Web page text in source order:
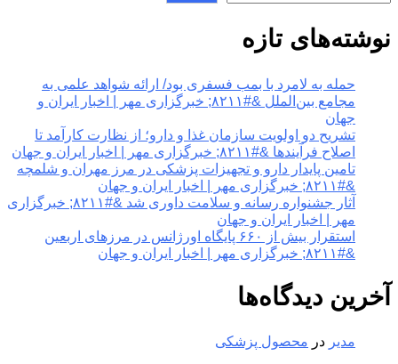
نوشته‌های تازه
حمله به لامرد با بمب فسفری بود/ ارائه شواهد علمی به
مجامع بین‌الملل &#۸۲۱۱; خبرگزاری مهر | اخبار ایران و
جهان
تشریح دو اولویت سازمان غذا و دارو؛ از نظارت کارآمد تا
اصلاح فرآیندها &#۸۲۱۱; خبرگزاری مهر | اخبار ایران و جهان
تامین پایدار دارو و تجهیزات پزشکی در مرز مهران و شلمچه
&#۸۲۱۱; خبرگزاری مهر | اخبار ایران و جهان
آثار جشنواره رسانه و سلامت داوری شد &#۸۲۱۱; خبرگزاری
مهر | اخبار ایران و جهان
استقرار بیش از ۶۶۰ پایگاه اورژانس در مرزهای اربعین
&#۸۲۱۱; خبرگزاری مهر | اخبار ایران و جهان
آخرین دیدگاه‌ها
مدیر در محصول پزشکی